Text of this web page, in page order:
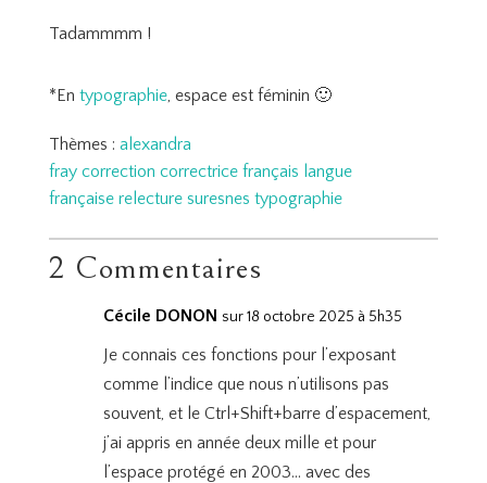
Tadammmm !
*En typographie, espace est féminin 🙂
Thèmes : alexandra
fray correction correctrice français langue
française relecture suresnes typographie
2 Commentaires
Cécile DONON sur 18 octobre 2025 à 5h35
Je connais ces fonctions pour l’exposant
comme l’indice que nous n’utilisons pas
souvent, et le Ctrl+Shift+barre d’espacement,
j’ai appris en année deux mille et pour
l’espace protégé en 2003… avec des